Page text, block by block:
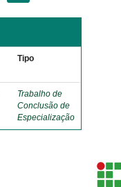
Tipo
Trabalho de
Conclusão de
Especialização